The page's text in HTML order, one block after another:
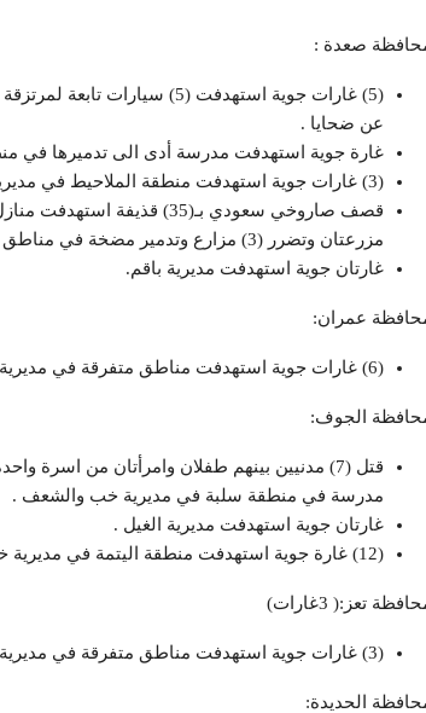
صعدة :
(5) غارات جوية استهدفت (5)
عن ضحايا .
غارة جوية استهدفت مدرسة أدى الى تدميرها في
(3) غارات جوية استهدفت منطقة الملاحيط في مديرية الظاهر .
مزرعتان وتضرر (3) مزارع وتدمير مضخة في مناطق متفرقة في مديرية رازح .
غارتان جوية استهدفت مديرية باقم.
عمران:
(6) غارات جوية استهدفت مناطق متفرقة في مديرية حرف سفيان .
الجوف:
قتل (7) مدنيين بينهم طفلان وامرأتان من اسرة
مدرسة في منطقة سلبة في مديرية خب والشعف .
غارتان جوية استهدفت مديرية الغيل .
(12) غارة جوية استهدفت منطقة اليتمة في مديرية خب والشعف .
تعز:( 3غارات)
(3) غارات جوية استهدفت مناطق متفرقة في مديرية صبر الموادم .
الحديدة: